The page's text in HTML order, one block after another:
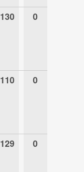
130 0
110 0
129 0